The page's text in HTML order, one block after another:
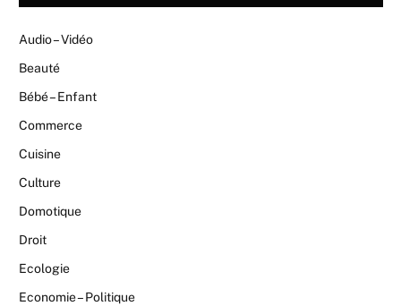
Audio – Vidéo
Beauté
Bébé – Enfant
Commerce
Cuisine
Culture
Domotique
Droit
Ecologie
Economie – Politique